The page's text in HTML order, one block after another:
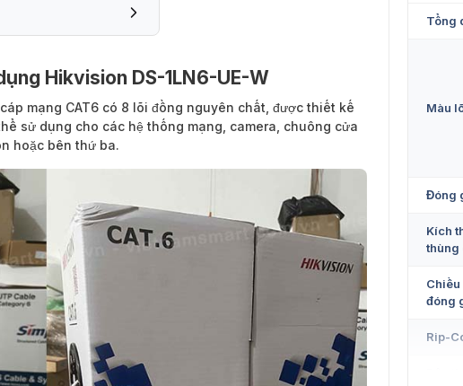
Hikvision DS-1LN6-UE-W
mạng CAT6 có 8 lõi đồng nguyên chất, được thiết kế
sử dụng cho các hệ thống mạng, camera, chuông cửa
hoặc bên thứ ba.
Tổng
Màu
Đóng
Kích
thùng
Chiều
đóng
Rip-